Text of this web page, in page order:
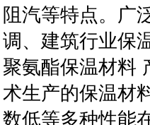
阻汽等特点。广
调、建筑行业保
聚氨酯保温材料
术生产的保温材
数低等多种性能